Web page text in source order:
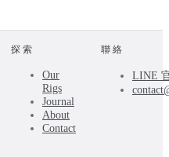
探索
Our
Rigs
Journal
About
Contact
聯絡
LINE